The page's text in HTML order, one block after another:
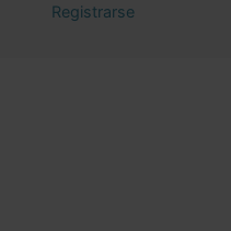
Registrarse